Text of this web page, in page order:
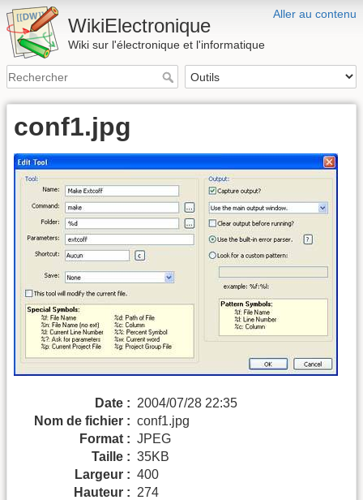
Aller au contenu
WikiElectronique
Wiki sur l'électronique et l'informatique
conf1.jpg
Date : 2004/07/28 22:35
Nom de fichier : conf1.jpg
Format : JPEG
Taille : 35KB
Largeur : 400
Hauteur : 274